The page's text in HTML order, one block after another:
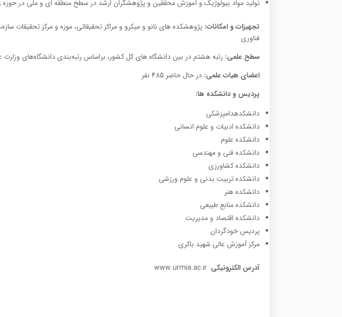
توليد مواد بيولوژيک و آموزش محققين و پژوهشگران ارشد در سطح منطقه اي و ملي در
تجهیزات و امکانات: پژوهشکده های نانو و میکرو و مراکز تحقیقاتی، موزه و مرکز تحقیقات
فناوری
سطح علمی: رتبه هشتم در بین دانشگاه های کل کشور، براساس رتبه‌بندی دانشگاه‌های وزارت
اعضای هیات علمی: در حال حاضر 485 نفر
پردیس و دانشکده ها:
دانشکدهدامپزشکی
دانشکده ادبیات و علوم انسانی
دانشکده علوم
دانشکده فنی و مهندسی
دانشکده کشاورزی
دانشکده تربیت بدنی و علوم ورزشی
دانشکده هنر
دانشکده منابع طبیعی
دانشکده اقتصاد و مدیریت
پردیس خودگردان
مرکز آموزش عالی شهید باکری
آدرس الکترونیکی: www.urmia.ac.ir